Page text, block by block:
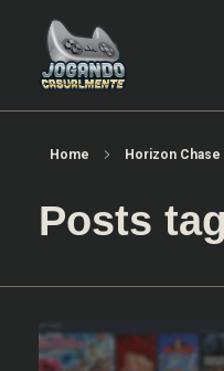
Home Horizon Chase
Posts